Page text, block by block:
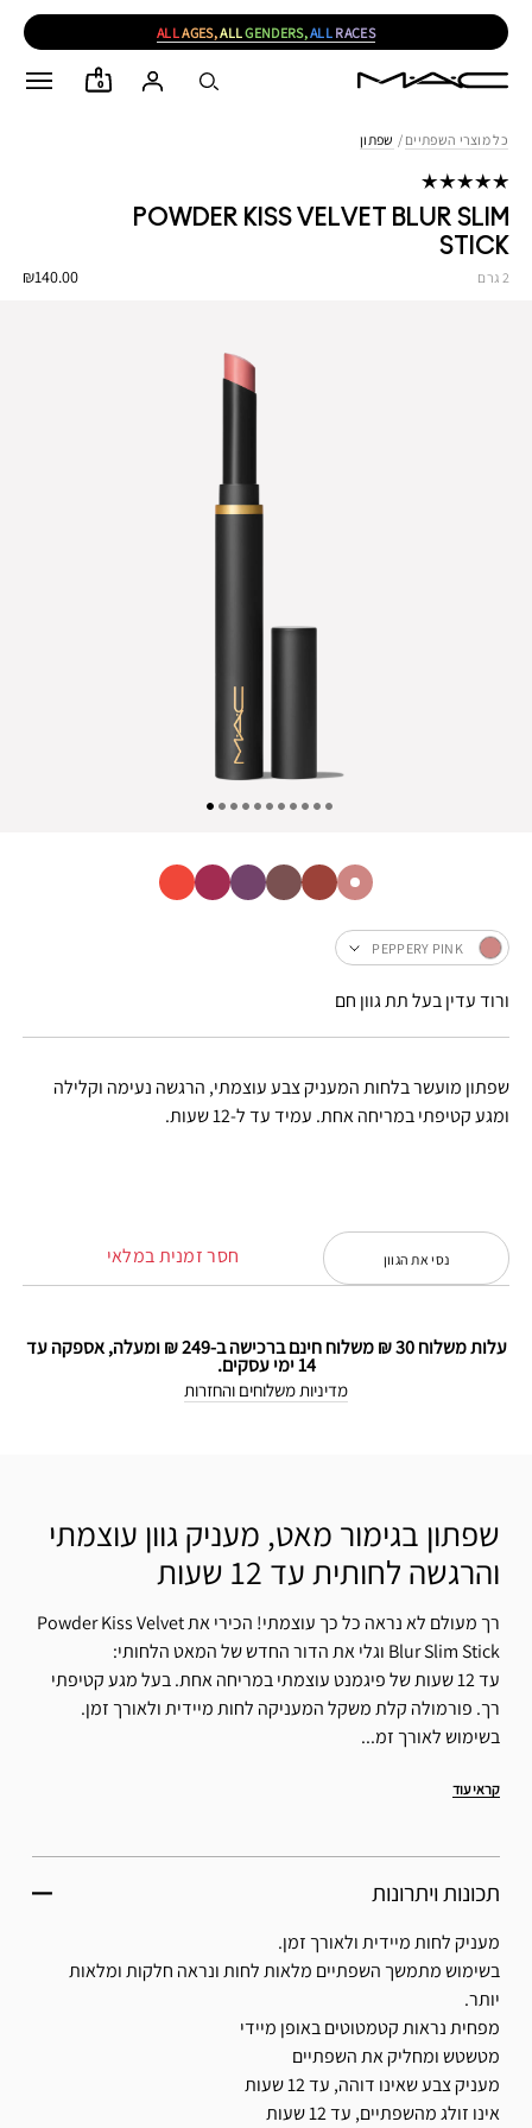
ALLAGES,ALLGENDERS,ALL RACES
0
כל מוצרי השפתיים / שפתון
POWDER KISS VELVET BLUR SLIM
STICK
₪140.00 2 גרם
שפתון מועשר בלחות המעניק צבע עוצמתי, הרגשה נעימה וקלילה
ומגע קטיפתי במריחה אחת. עמיד עד ל-12 שעות.
PEPPERY PINK
ורוד עדין בעל תת גוון חם
חסר זמנית במלאי נסי את הגוון
עלות משלוח 30 ₪ משלוח חינם ברכישה ב-249 ₪ ומעלה, אספקה עד
14 ימי עסקים.
מדיניות משלוחים והחזרות
שפתון בגימור מאט, מעניק גוון עוצמתי
והרגשה לחותית עד 12 שעות
רך מעולם לא נראה כל כך עוצמתי! הכירי את Powder Kiss Velvet
Blur Slim Stick וגלי את הדור החדש של המאט הלחותי:
עד 12 שעות של פיגמנט עוצמתי במריחה אחת. בעל מגע קטיפתי
רך. פורמולה קלת משקל המעניקה לחות מיידית ולאורך זמן.
בשימוש לאורך זמ...
קראי עוד
תכונות ויתרונות
מעניק לחות מיידית ולאורך זמן.
בשימוש מתמשך השפתיים מלאות לחות ונראה חלקות ומלאות
יותר.
מפחית נראות קטמטוטים באופן מיידי
מטשטש ומחליק את השפתיים
מעניק צבע שאינו דוהה, עד 12 שעות
אינו זולג מהשפתיים, עד 12 שעות